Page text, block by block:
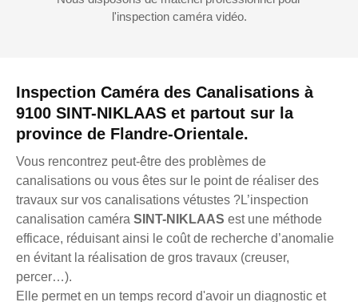
Inspection Caméra des Canalisations à
9100 SINT-NIKLAAS et partout sur la
province de Flandre-Orientale.
Vous rencontrez peut-être des problèmes de
canalisations ou vous êtes sur le point de réaliser des
travaux sur vos canalisations vétustes ?L’inspection
canalisation caméra SINT-NIKLAAS est une méthode
efficace, réduisant ainsi le coût de recherche d’anomalie
en évitant la réalisation de gros travaux (creuser,
percer…).
Elle permet en un temps record d'avoir un diagnostic et
l'inspection caméra vidéo.